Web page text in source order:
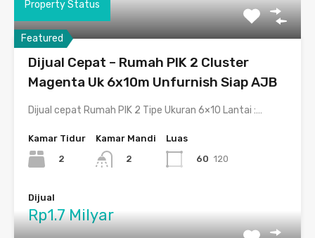
Property Status
Featured
Dijual Cepat – Rumah PIK 2 Cluster
Magenta Uk 6x10m Unfurnish Siap AJB
Dijual cepat Rumah PIK 2 Tipe Ukuran 6×10 Lantai :…
Kamar Tidur
2
Kamar Mandi
2
Luas
60 120
Dijual
Rp1.7 Milyar